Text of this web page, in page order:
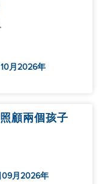
月2026年
顧兩個孩子
09月2026年